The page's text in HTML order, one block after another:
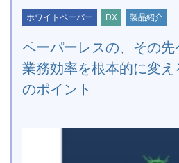
ホワイトペーパー DX 製品紹介
ペーパーレスの、その先
業務効率を根本的に変
のポイント